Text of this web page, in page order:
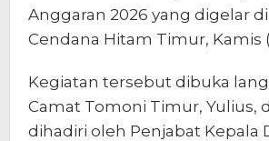
Anggaran 2026 yang digelar
Cendana Hitam Timur, Kamis
Kegiatan tersebut dibuka
Camat Tomoni Timur, Yulius,
dihadiri oleh Penjabat Kepala